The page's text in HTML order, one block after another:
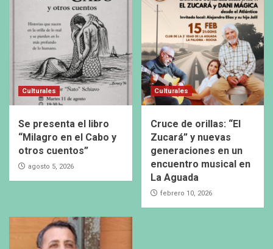
Culturales
Se presenta el libro
“Milagro en el Cabo y
otros cuentos”
agosto 5, 2026
Culturales
Cruce de orillas: “El
Zucará” y nuevas
generaciones en un
encuentro musical en
La Aguada
febrero 10, 2026